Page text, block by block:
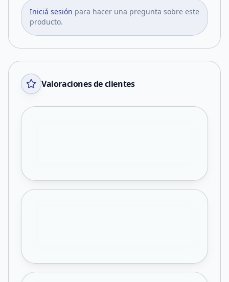
Iniciá sesión para hacer una pregunta sobre este
producto.
Valoraciones de clientes